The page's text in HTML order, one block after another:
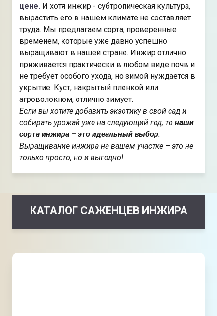
цене. И хотя инжир - субтропическая культура,
вырастить его в нашем климате не составляет
труда. Мы предлагаем сорта, проверенные
временем, которые уже давно успешно
выращивают в нашей стране. Инжир отлично
приживается практически в любом виде почв и
не требует особого ухода, но зимой нуждается в
укрытие. Куст, накрытый пленкой или
агроволокном, отлично зимует.
Если вы хотите добавить экзотику в свой сад и
собирать урожай уже на следующий год, то наши
сорта инжира – это идеальный выбор.
Выращивание инжира на вашем участке – это не
только просто, но и выгодно!
КАТАЛОГ САЖЕНЦЕВ ИНЖИРА